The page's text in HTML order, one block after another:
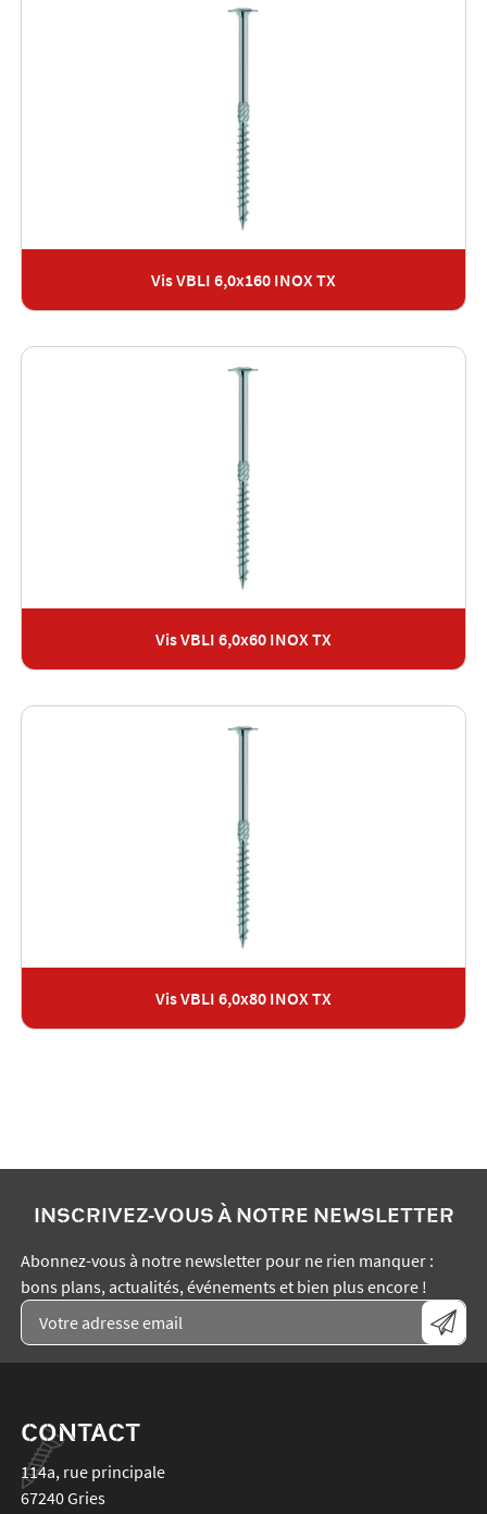
Vis VBLI 6,0x160 INOX TX
Vis VBLI 6,0x60 INOX TX
Vis VBLI 6,0x80 INOX TX
INSCRIVEZ-VOUS À NOTRE NEWSLETTER
Abonnez-vous à notre newsletter pour ne rien manquer :
bons plans, actualités, événements et bien plus encore !
CONTACT
114a, rue principale
67240Gries